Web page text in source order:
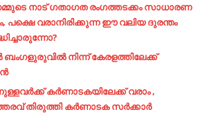
നാട്‌ ഗതാഗത രംഗത്തടക്കം സാധാരണ
പക്ഷെ വരാനിരിക്കുന്ന ഈ വലിയ ദുരന്തം
നിന്ന് കേരളത്തിലേക്ക്
കർണാടകയിലേക്ക് വരാം ,
തിരുത്തി കർണാടക സർക്കാർ